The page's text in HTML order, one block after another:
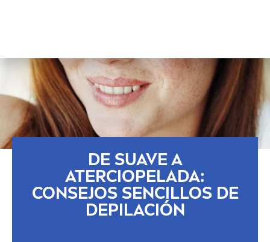
DE SUAVE A
ATERCIOPELADA:
CONSEJOS SENCILLOS DE
DEPILACIÓN